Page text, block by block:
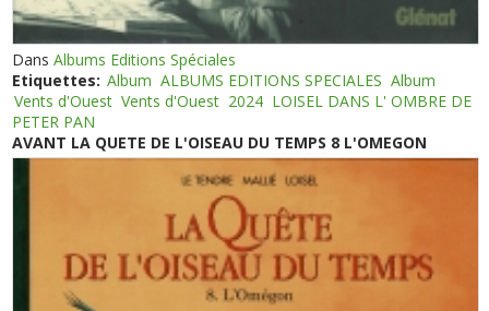
DansAlbums Editions Spéciales
Etiquettes: Album ALBUMS EDITIONS SPECIALES Album
Vents d'Ouest Vents d'Ouest 2024 LOISEL DANS L' OMBRE DE
PETER PAN
AVANT LA QUETE DE L'OISEAU DU TEMPS 8 L'OMEGON